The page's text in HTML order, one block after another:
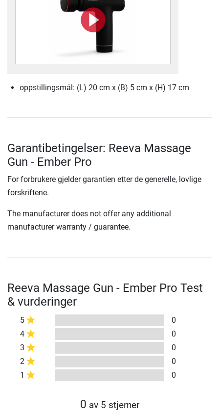
oppstillingsmål: (L) 20 cm x (B) 5 cm x (H) 17 cm
Garantibetingelser: Reeva Massage
Gun - Ember Pro
For forbrukere gjelder garantien etter de generelle, lovlige
forskriftene.
The manufacturer does not offer any additional
manufacturer warranty / guarantee.
Reeva Massage Gun - Ember Pro Test
& vurderinger
5
0
4
0
3
0
2
0
1
0
0 av 5 stjerner